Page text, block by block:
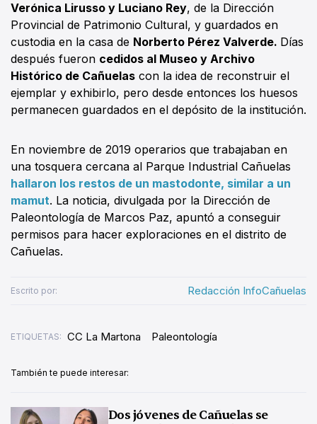
Verónica Lirusso y Luciano Rey, de la Dirección
Provincial de Patrimonio Cultural, y guardados en
custodia en la casa de Norberto Pérez Valverde. Días
después fueron cedidos al Museo y Archivo
Histórico de Cañuelas con la idea de reconstruir el
ejemplar y exhibirlo, pero desde entonces los huesos
permanecen guardados en el depósito de la institución.
En noviembre de 2019 operarios que trabajaban en
una tosquera cercana al Parque Industrial Cañuelas
hallaron los restos de un mastodonte, similar a un
mamut. La noticia, divulgada por la Dirección de
Paleontología de Marcos Paz, apuntó a conseguir
permisos para hacer exploraciones en el distrito de
Cañuelas.
Escrito por: Redacción InfoCañuelas
ETIQUETAS: CC La Martona Paleontología
También te puede interesar:
Dos jóvenes de Cañuelas se